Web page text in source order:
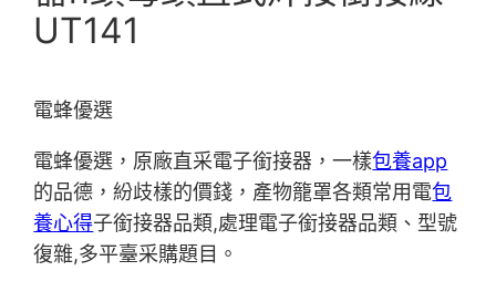
UT141
電蜂優選
電蜂優選，原廠直采電子銜接器，一樣包養app
的品德，紛歧樣的價錢，產物籠罩各類常用電包
養心得子銜接器品類,處理電子銜接器品類、型號
復雜,多平臺采購題目。